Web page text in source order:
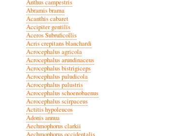
Anthus campestris
Abramis brama
Acanthis cabaret
Accipiter gentilis
Aceros Subruficollis
Acris crepitans blanchardi
Acrocephalus agricola
Acrocephalus arundinaceus
Acrocephalus bistrigiceps
Acrocephalus paludicola
Acrocephalus palustris
Acrocephalus schoenobaenus
Acrocephalus scirpaceus
Actitis hypoleucos
Adonis annua
Aechmophorus clarkii
Aechmophorus occidentalis